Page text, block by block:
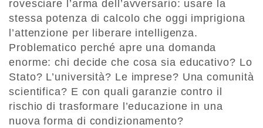
rovesciare l’arma dell’avversario: usare la
stessa potenza di calcolo che oggi imprigiona
l’attenzione per liberare intelligenza.
Problematico perché apre una domanda
enorme: chi decide che cosa sia educativo? Lo
Stato? L’università? Le imprese? Una comunità
scientifica? E con quali garanzie contro il
rischio di trasformare l’educazione in una
nuova forma di condizionamento?